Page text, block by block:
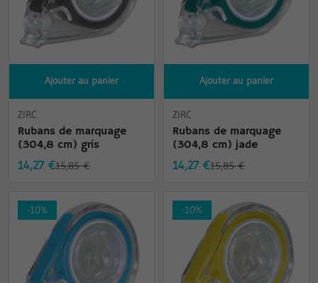
Ajouter au panier
ZIRC
Rubans de marquage
(304,8 cm) gris
14,27 €15,85 €
Ajouter au panier
ZIRC
Rubans de marquage
(304,8 cm) jade
14,27 €15,85 €
-10% -10%